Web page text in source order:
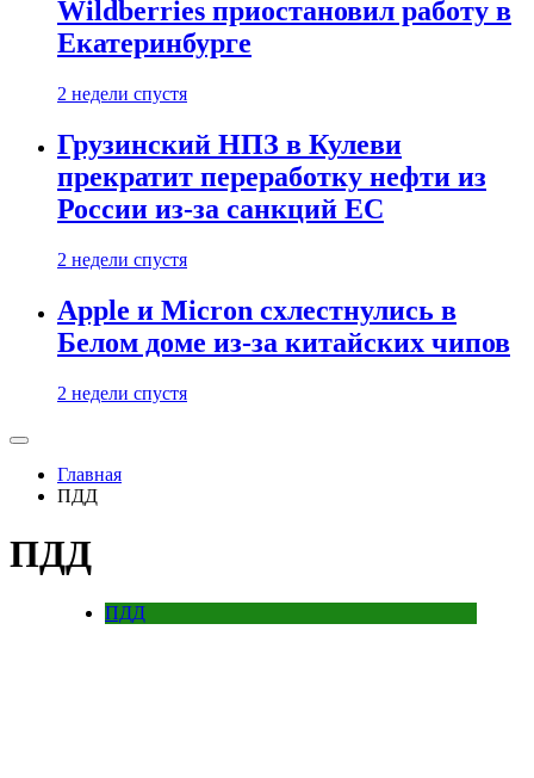
Wildberries приостановил работу в
Екатеринбурге
2 недели спустя
Грузинский НПЗ в Кулеви
прекратит переработку нефти из
России из-за санкций ЕС
2 недели спустя
Apple и Micron схлестнулись в
Белом доме из-за китайских чипов
2 недели спустя
Главная
ПДД
ПДД
ПДД